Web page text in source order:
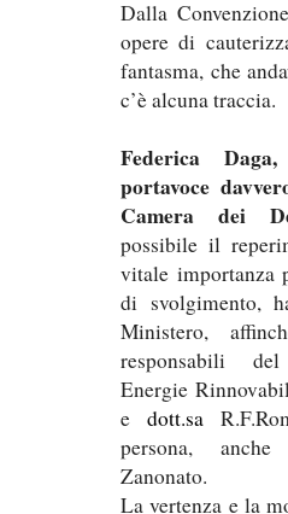
Dalla
opere di
fantasma, che
c’è alcuna traccia.
Federica
portavoce
Camera dei
possibile il
vitale importanza
di svolgimento,
Ministero,
responsabili
Energie
e dott.sa
persona,
Zanonato.
La vertenza e la